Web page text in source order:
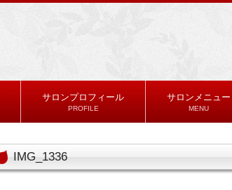
サロンプロフィール
PROFILE
サロンメニュー
MENU
IMG_1336